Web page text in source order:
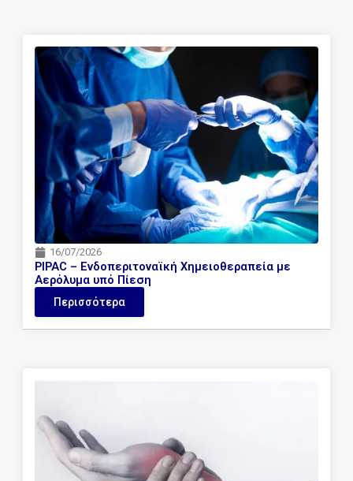
16/07/2026
PIPAC – Ενδοπεριτοναϊκή Χημειοθεραπεία με
Αερόλυμα υπό Πίεση
Περισσότερα
PagePagePagePagePage